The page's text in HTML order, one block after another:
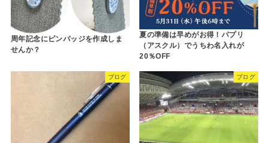
周年記念にピンバッジを作成しま
せんか？
夏の準備は早めがお得！パプリ
（アスクル）でうちわ名入れが
20％OFF
ブログ ブログ